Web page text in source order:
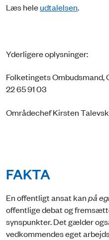
Læs heleudtalelsen.
Yderligere oplysninger:
Folketingets Ombudsmand,
22 65 91 03
Områdechef Kirsten
FAKTA
En offentligt ansat kanpå
offentlige debat og
synspunkter. Det gælder
vedkommendes eget